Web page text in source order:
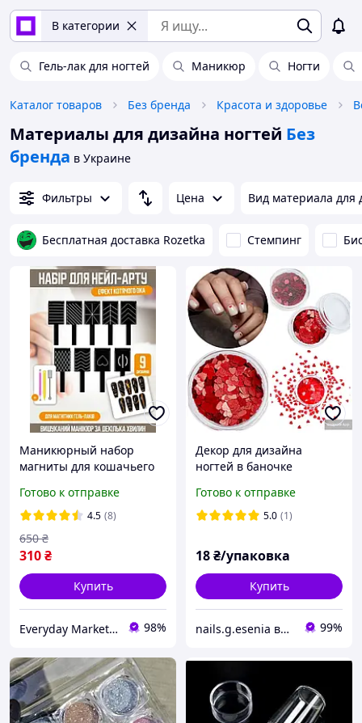
В категории
Гель-лак для ногтей Маникюр Ногти
Каталог товаров Без бренда Красота и здоровье
Материалы для дизайна ногтей Без
бренда в Украине
Фильтры Цена Вид материала для
Бесплатная доставка Rozetka Стемпинг
Маникюрный набор
магниты для кошачьего
разными узорами
Готово к отправке
4.5 (8)
310₴
650 ₴
Купить
Everyday Market 0965612251 98%
Декор для дизайна
ногтей в баночке
Готово к отправке
5.0 (1)
18₴/упаковка
Купить
nails.g.esenia все для маникюра 99%